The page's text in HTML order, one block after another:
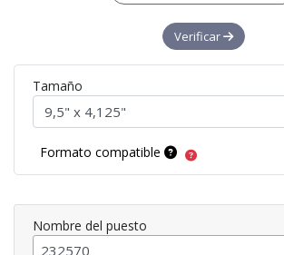
Verificar
Tamaño
Formato compatible
Nombre del puesto